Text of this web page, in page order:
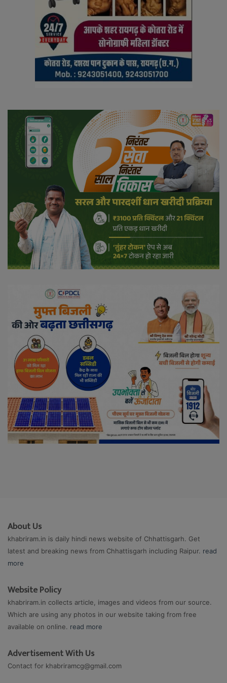
About Us
khabriram.in is daily hindi news website of Chhattisgarh. Get
latest and breaking news from Chhattisgarh including Raipur. read
more
Website Policy
khabriram.in collects article, images and videos from our source.
Which are using any photos in our website taking from free
available on online. read more
Advertisement With Us
Contact for khabriramcg@gmail.com